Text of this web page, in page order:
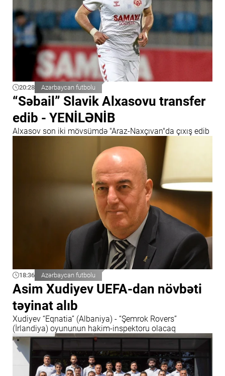
20:28 Azərbaycan futbolu
“Səbail” Slavik Alxasovu transfer
edib - YENİLƏNİB
Alxasov son iki mövsümdə "Araz-Naxçıvan"da çıxış edib
18:36 Azərbaycan futbolu
Asim Xudiyev UEFA-dan növbəti
təyinat alıb
Xudiyev “Eqnatia” (Albaniya) - “Şemrok Rovers”
(İrlandiya) oyununun hakim-inspektoru olacaq